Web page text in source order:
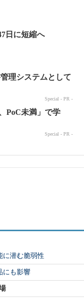
日に短縮へ
に潜む脆弱性
にも影響